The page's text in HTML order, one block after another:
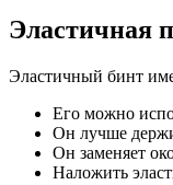
Эластичная
Эластичный бинт
Его можно
Он лучше
Он заменяет
Наложить